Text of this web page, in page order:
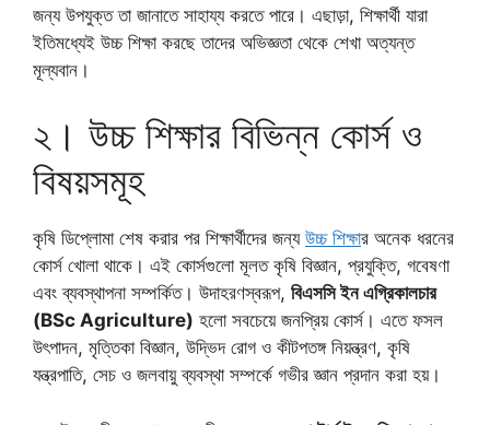
জন্য উপযুক্ত তা জানাতে সাহায্য করতে পারে। এছাড়া, শিক্ষার্থী যারা
ইতিমধ্যেই উচ্চ শিক্ষা করছে তাদের অভিজ্ঞতা থেকে শেখা অত্যন্ত
মূল্যবান।
২। উচ্চ শিক্ষার বিভিন্ন কোর্স ও
বিষয়সমূহ
কৃষি ডিপ্লোমা শেষ করার পর শিক্ষার্থীদের জন্য উচ্চ শিক্ষার অনেক ধরনের
কোর্স খোলা থাকে। এই কোর্সগুলো মূলত কৃষি বিজ্ঞান, প্রযুক্তি, গবেষণা
এবং ব্যবস্থাপনা সম্পর্কিত। উদাহরণস্বরূপ, বিএসসি ইন এগ্রিকালচার
(BSc Agriculture) হলো সবচেয়ে জনপ্রিয় কোর্স। এতে ফসল
উৎপাদন, মৃত্তিকা বিজ্ঞান, উদ্ভিদ রোগ ও কীটপতঙ্গ নিয়ন্ত্রণ, কৃষি
যন্ত্রপাতি, সেচ ও জলবায়ু ব্যবস্থা সম্পর্কে গভীর জ্ঞান প্রদান করা হয়।